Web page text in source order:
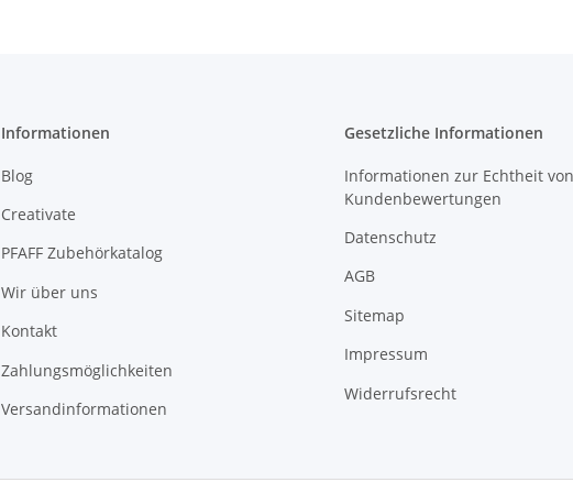
Informationen
Blog
Creativate
PFAFF Zubehörkatalog
Wir über uns
Kontakt
Zahlungsmöglichkeiten
Versandinformationen
Gesetzliche Informationen
Informationen zur Echtheit von
Kundenbewertungen
Datenschutz
AGB
Sitemap
Impressum
Widerrufsrecht